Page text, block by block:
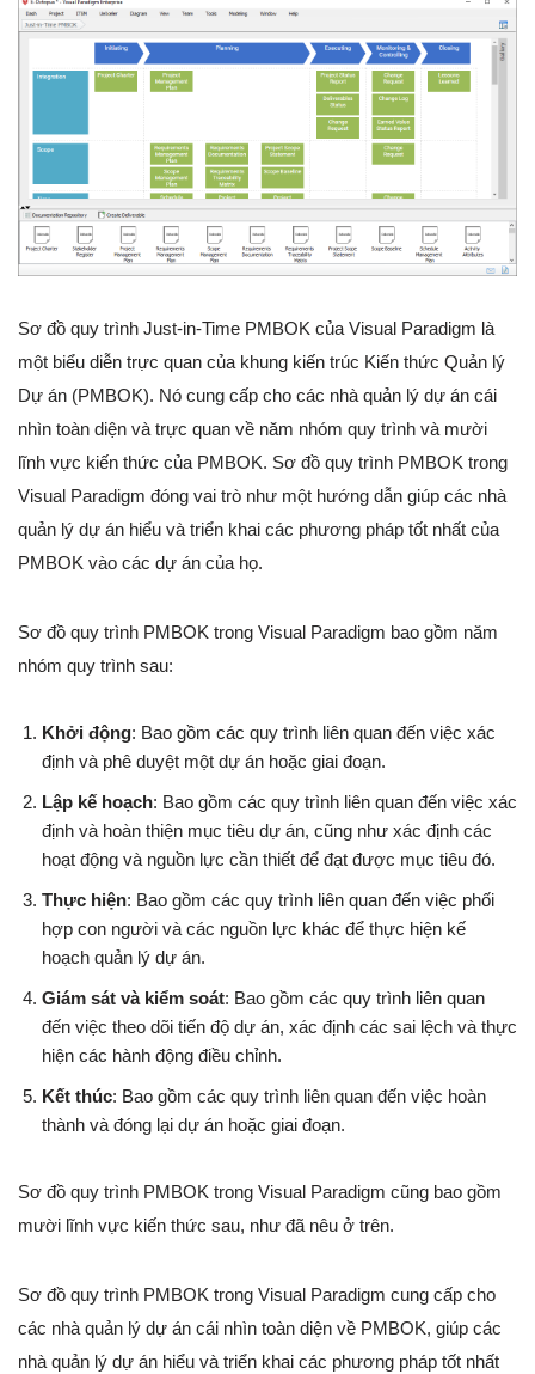
Sơ đồ quy trình Just-in-Time PMBOK của Visual Paradigm là
một biểu diễn trực quan của khung kiến trúc Kiến thức Quản lý
Dự án (PMBOK). Nó cung cấp cho các nhà quản lý dự án cái
nhìn toàn diện và trực quan về năm nhóm quy trình và mười
lĩnh vực kiến thức của PMBOK. Sơ đồ quy trình PMBOK trong
Visual Paradigm đóng vai trò như một hướng dẫn giúp các nhà
quản lý dự án hiểu và triển khai các phương pháp tốt nhất của
PMBOK vào các dự án của họ.
Sơ đồ quy trình PMBOK trong Visual Paradigm bao gồm năm
nhóm quy trình sau:
Khởi động: Bao gồm các quy trình liên quan đến việc xác
định và phê duyệt một dự án hoặc giai đoạn.
Lập kế hoạch: Bao gồm các quy trình liên quan đến việc xác
định và hoàn thiện mục tiêu dự án, cũng như xác định các
hoạt động và nguồn lực cần thiết để đạt được mục tiêu đó.
Thực hiện: Bao gồm các quy trình liên quan đến việc phối
hợp con người và các nguồn lực khác để thực hiện kế
hoạch quản lý dự án.
Giám sát và kiểm soát: Bao gồm các quy trình liên quan
đến việc theo dõi tiến độ dự án, xác định các sai lệch và thực
hiện các hành động điều chỉnh.
Kết thúc: Bao gồm các quy trình liên quan đến việc hoàn
thành và đóng lại dự án hoặc giai đoạn.
Sơ đồ quy trình PMBOK trong Visual Paradigm cũng bao gồm
mười lĩnh vực kiến thức sau, như đã nêu ở trên.
Sơ đồ quy trình PMBOK trong Visual Paradigm cung cấp cho
các nhà quản lý dự án cái nhìn toàn diện về PMBOK, giúp các
nhà quản lý dự án hiểu và triển khai các phương pháp tốt nhất